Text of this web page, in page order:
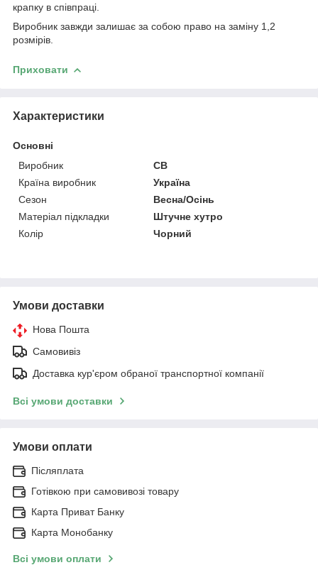
крапку в співпраці.
Виробник завжди залишає за собою право на заміну 1,2
розмірів.
Приховати
Характеристики
Основні
Виробник
СВ
Країна виробник
Україна
Сезон
Весна/Осінь
Матеріал підкладки
Штучне хутро
Колір
Чорний
Умови доставки
Нова Пошта
Самовивіз
Доставка кур'єром обраної транспортної компанії
Всі умови доставки
Умови оплати
Післяплата
Готівкою при самовивозі товару
Карта Приват Банку
Карта Монобанку
Всі умови оплати